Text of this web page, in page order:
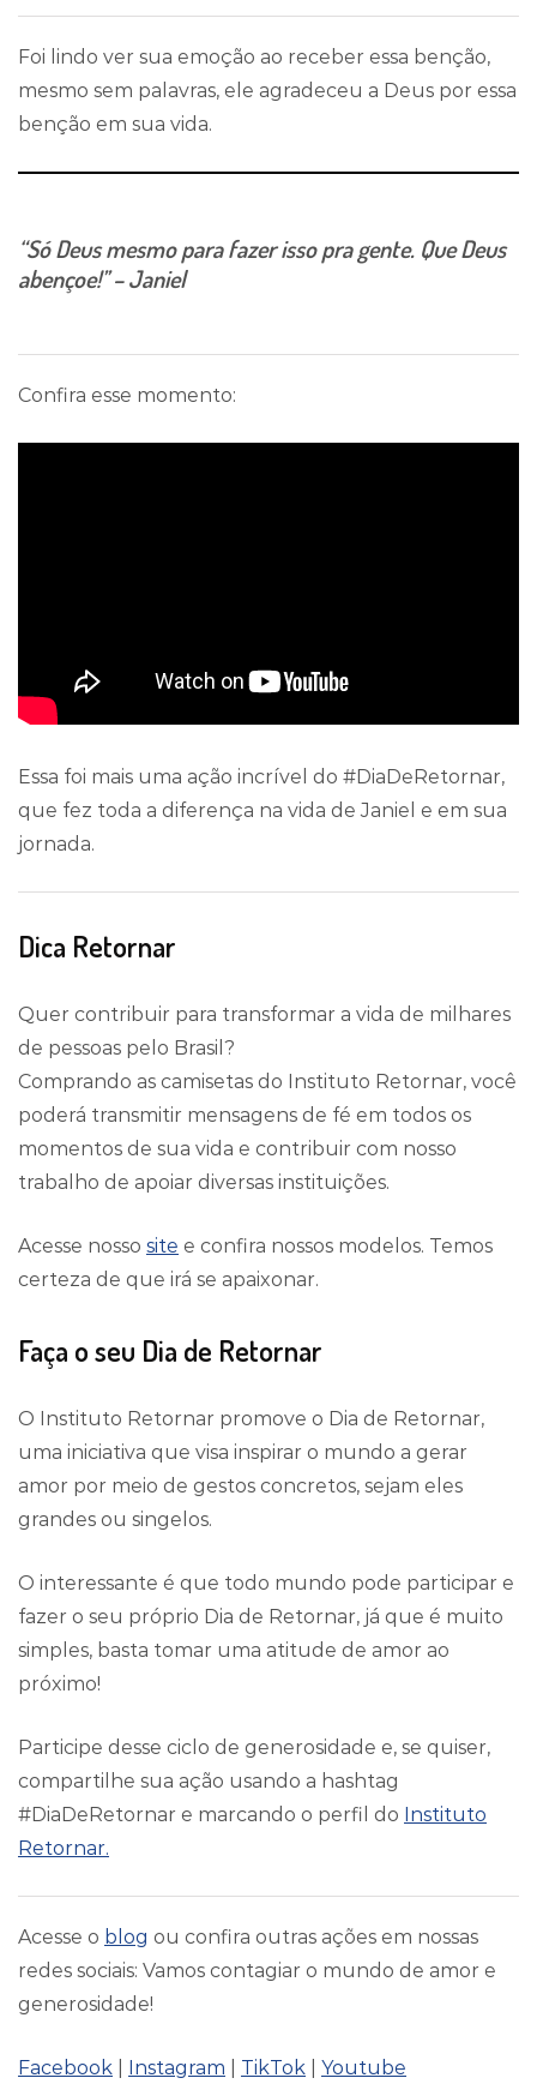
Foi lindo ver sua emoção ao receber essa benção,
mesmo sem palavras, ele agradeceu a Deus por essa
benção em sua vida.
“Só Deus mesmo para fazer isso pra gente. Que Deus
abençoe!’’ – Janiel
Confira esse momento:
Essa foi mais uma ação incrível do #DiaDeRetornar,
que fez toda a diferença na vida de Janiel e em sua
jornada.
Dica Retornar
Quer contribuir para transformar a vida de milhares
de pessoas pelo Brasil?
Comprando as camisetas do Instituto Retornar, você
poderá transmitir mensagens de fé em todos os
momentos de sua vida e contribuir com nosso
trabalho de apoiar diversas instituições.
Acesse nosso site e confira nossos modelos. Temos
certeza de que irá se apaixonar.
Faça o seu Dia de Retornar
O Instituto Retornar promove o Dia de Retornar,
uma iniciativa que visa inspirar o mundo a gerar
amor por meio de gestos concretos, sejam eles
grandes ou singelos.
O interessante é que todo mundo pode participar e
fazer o seu próprio Dia de Retornar, já que é muito
simples, basta tomar uma atitude de amor ao
próximo!
Participe desse ciclo de generosidade e, se quiser,
compartilhe sua ação usando a hashtag
#DiaDeRetornar e marcando o perfil do Instituto
Retornar.
Acesse o blog ou confira outras ações em nossas
redes sociais: Vamos contagiar o mundo de amor e
generosidade!
Facebook Instagram TikTok Youtube